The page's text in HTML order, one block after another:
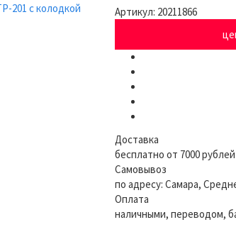
Артикул: 20211866
Доставка
бесплатно от 7000 рублей
Самовывоз
по адресу: Самара,
Оплата
наличными, переводом,